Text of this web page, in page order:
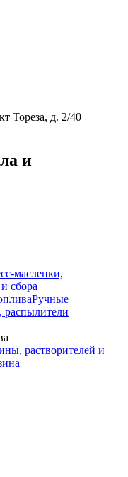
Тореза, д. 2/40
и
масленки,
сбора
Ручные
распылители
растворителей и